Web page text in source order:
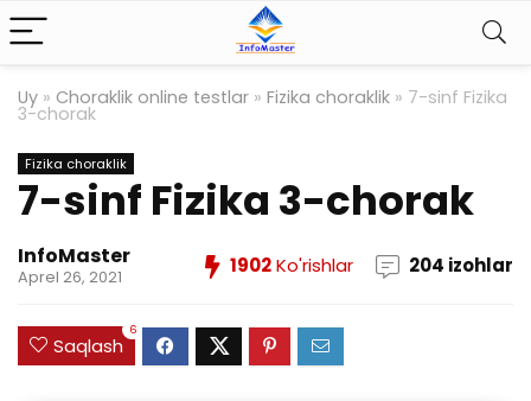
Uy » Choraklik online testlar » Fizika choraklik » 7-sinf Fizika
3-chorak
Fizika choraklik
7-sinf Fizika 3-chorak
InfoMaster
Aprel 26, 2021 1902Ko'rishlar 204 izohlar
Saqlash
6